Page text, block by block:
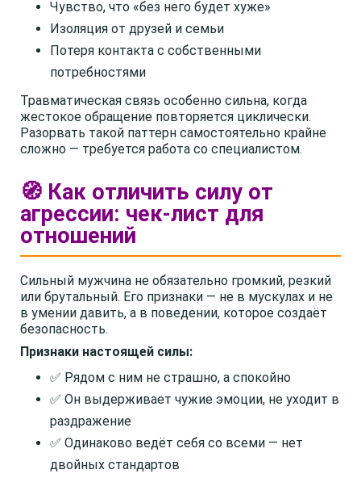
Чувство, что «без него будет хуже»
Изоляция от друзей и семьи
Потеря контакта с собственными
потребностями
Травматическая связь особенно сильна, когда
жестокое обращение повторяется циклически.
Разорвать такой паттерн самостоятельно крайне
сложно — требуется работа со специалистом.
🧭 Как отличить силу от
агрессии: чек-лист для
отношений
Сильный мужчина не обязательно громкий, резкий
или брутальный. Его признаки — не в мускулах и не
в умении давить, а в поведении, которое создаёт
безопасность.
Признаки настоящей силы:
✅ Рядом с ним не страшно, а спокойно
✅ Он выдерживает чужие эмоции, не уходит в
раздражение
✅ Одинаково ведёт себя со всеми — нет
двойных стандартов